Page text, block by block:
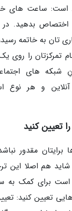
است: ساعت های
بدهید. در
به خاتمه رسید،
تمرکزتان را روی
شبکه های
و هر نوع
مقدور نباشد
هم اصلا این
است برای کمک به
تعیین کنید: